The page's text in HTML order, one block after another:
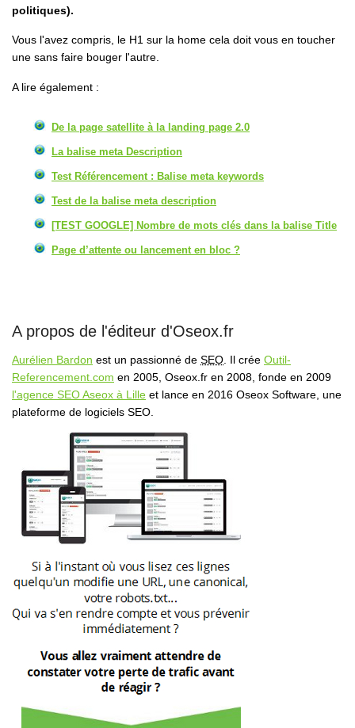
politiques).
Vous l'avez compris, le H1 sur la home cela doit vous en toucher
une sans faire bouger l'autre.
A lire également :
De la page satellite à la landing page 2.0
La balise meta Description
Test Référencement : Balise meta keywords
Test de la balise meta description
[TEST GOOGLE] Nombre de mots clés dans la balise Title
Page d’attente ou lancement en bloc ?
A propos de l'éditeur d'Oseox.fr
Aurélien Bardon est un passionné de SEO . Il crée Outil-
Referencement.com en 2005, Oseox.fr en 2008, fonde en 2009
l'agence SEO Aseox à Lille et lance en 2016 Oseox Software, une
plateforme de logiciels SEO.